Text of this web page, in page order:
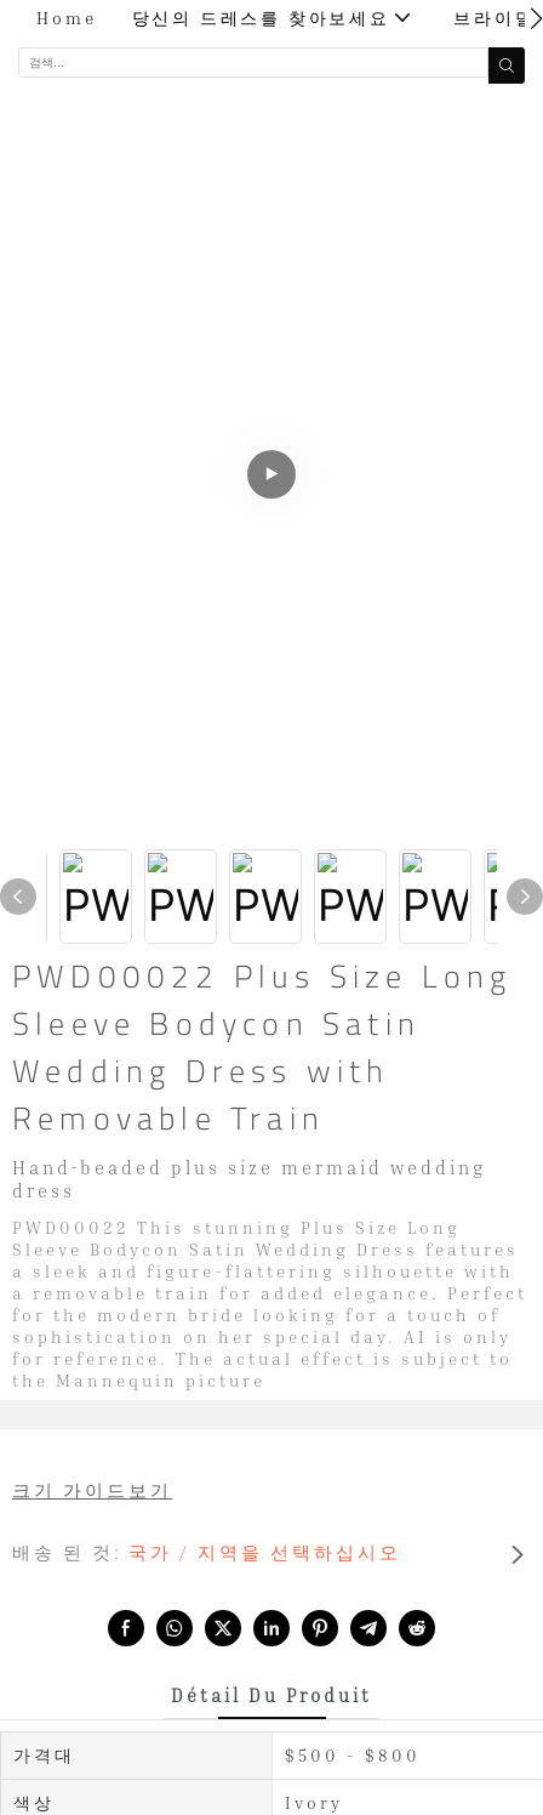
Home 당신의 드레스를 찾아보세요 브라이덜
PWD00022 Plus Size Long
Sleeve Bodycon Satin
Wedding Dress with
Removable Train
Hand-beaded plus size mermaid wedding
dress
PWD00022 This stunning Plus Size Long
Sleeve Bodycon Satin Wedding Dress features
a sleek and figure-flattering silhouette with
a removable train for added elegance. Perfect
for the modern bride looking for a touch of
sophistication on her special day. AI is only
for reference. The actual effect is subject to
the Mannequin picture
배송 된 것: 국가 / 지역을 선택하십시오
크기 가이드보기
Détail Du Produit
가격대 $500 - $800
색상 Ivory